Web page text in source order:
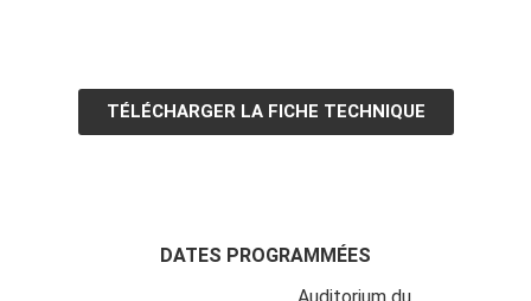
TÉLÉCHARGER LA FICHE TECHNIQUE
DATES PROGRAMMÉES